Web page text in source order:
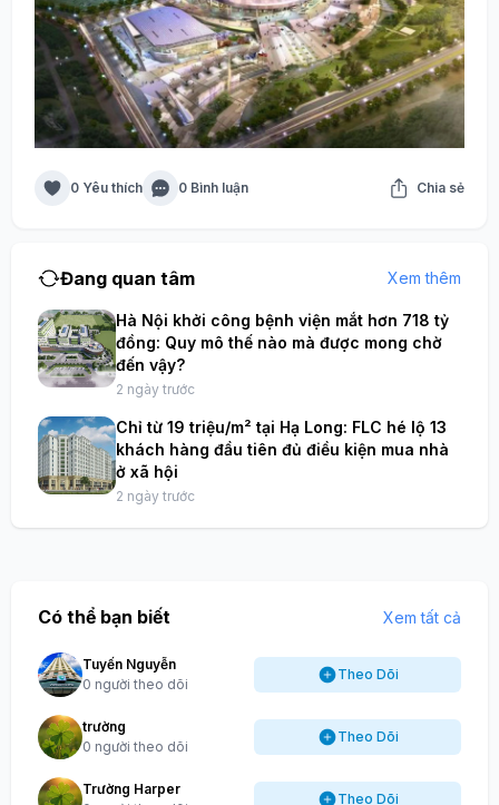
0 Yêu thích 0 Bình luận Chia sẻ
Đang quan tâm Xem thêm
Hà Nội khởi công bệnh viện mắt hơn 718 tỷ
đồng: Quy mô thế nào mà được mong chờ
đến vậy?
2 ngày trước
Chỉ từ 19 triệu/m² tại Hạ Long: FLC hé lộ 13
khách hàng đầu tiên đủ điều kiện mua nhà
ở xã hội
2 ngày trước
Có thể bạn biết Xem tất cả
Tuyến Nguyễn
0 người theo dõi
Theo Dõi
trường
0 người theo dõi
Theo Dõi
Trường Harper
Theo Dõi